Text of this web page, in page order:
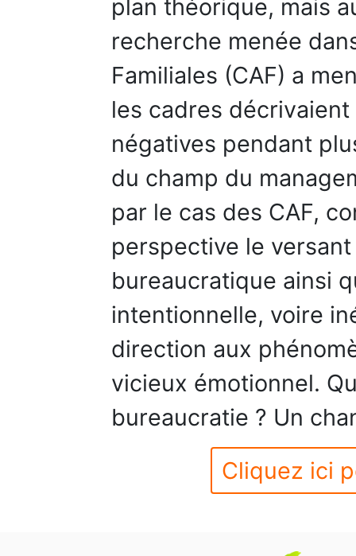
plan théorique, mais
recherche menée
Familiales (CAF) a
les cadres décrivaient
négatives pendant
du champ du
par le cas des CAF,
perspective le
bureaucratique ainsi
intentionnelle, voire
direction aux
vicieux émotionnel.
bureaucratie ? Un
Cliquez ici